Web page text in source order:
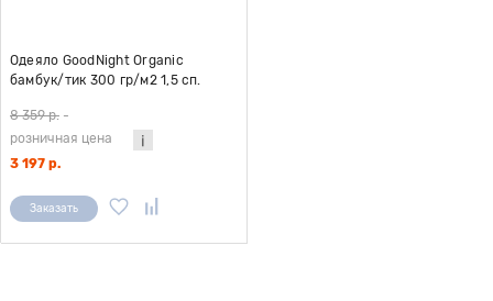
Одеяло GoodNight Organic
бамбук/тик 300 гр/м2 1,5 сп.
8 359 р. -
розничная цена
3 197 р.
Заказать